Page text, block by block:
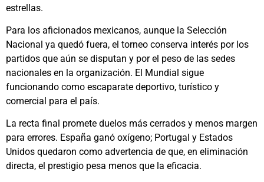
estrellas.
Para los aficionados mexicanos, aunque la Selección
Nacional ya quedó fuera, el torneo conserva interés por los
partidos que aún se disputan y por el peso de las sedes
nacionales en la organización. El Mundial sigue
funcionando como escaparate deportivo, turístico y
comercial para el país.
La recta final promete duelos más cerrados y menos margen
para errores. España ganó oxígeno; Portugal y Estados
Unidos quedaron como advertencia de que, en eliminación
directa, el prestigio pesa menos que la eficacia.